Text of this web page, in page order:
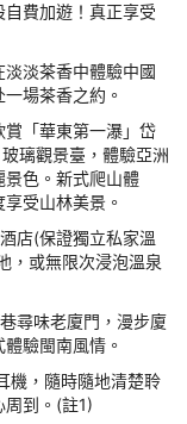
費加遊！真正享受
淡茶香中體驗中國
場茶香之約。
「華東第一瀑」岱
璃觀景臺，體驗亞洲
色。新式爬山體
受山林美景。
店(保證獨立私家溫
，或無限次浸泡溫泉
尋味老廈門，漫步廈
驗閩南風情。
機，隨時隨地清楚聆
到。(註1)